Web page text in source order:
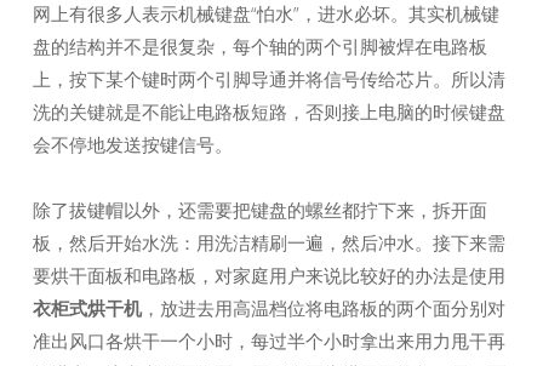
网上有很多人表示机械键盘“怕水”，进水必坏。其实机械键
盘的结构并不是很复杂，每个轴的两个引脚被焊在电路板
上，按下某个键时两个引脚导通并将信号传给芯片。所以清
洗的关键就是不能让电路板短路，否则接上电脑的时候键盘
会不停地发送按键信号。
除了拔键帽以外，还需要把键盘的螺丝都拧下来，拆开面
板，然后开始水洗：用洗洁精刷一遍，然后冲水。接下来需
要烘干面板和电路板，对家庭用户来说比较好的办法是使用
衣柜式烘干机，放进去用高温档位将电路板的两个面分别对
准出风口各烘干一个小时，每过半个小时拿出来用力甩干再